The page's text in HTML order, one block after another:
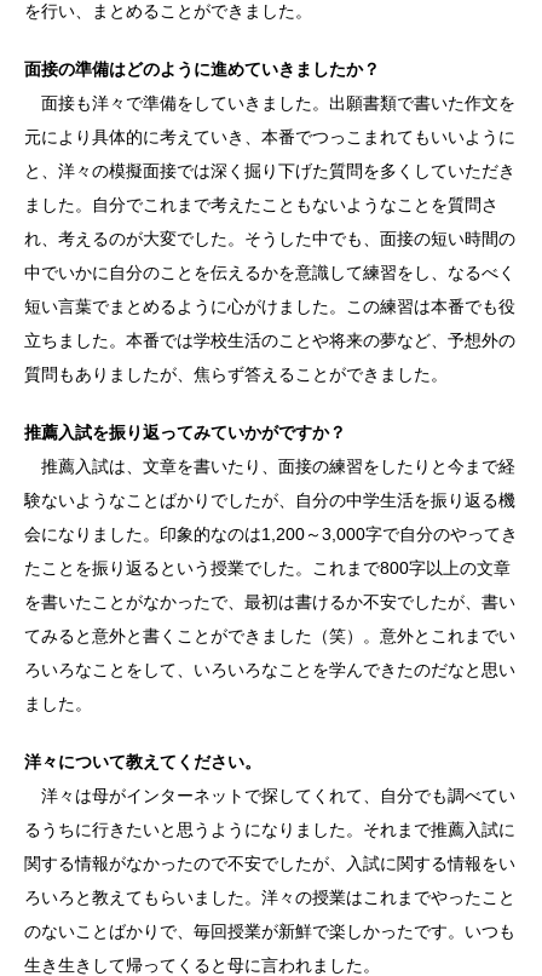
を行い、まとめることができました。
面接の準備はどのように進めていきましたか？
面接も洋々で準備をしていきました。出願書類で書いた作文を
元により具体的に考えていき、本番でつっこまれてもいいように
と、洋々の模擬面接では深く掘り下げた質問を多くしていただき
ました。自分でこれまで考えたこともないようなことを質問さ
れ、考えるのが大変でした。そうした中でも、面接の短い時間の
中でいかに自分のことを伝えるかを意識して練習をし、なるべく
短い言葉でまとめるように心がけました。この練習は本番でも役
立ちました。本番では学校生活のことや将来の夢など、予想外の
質問もありましたが、焦らず答えることができました。
推薦入試を振り返ってみていかがですか？
推薦入試は、文章を書いたり、面接の練習をしたりと今まで経
験ないようなことばかりでしたが、自分の中学生活を振り返る機
会になりました。印象的なのは1,200～3,000字で自分のやってき
たことを振り返るという授業でした。これまで800字以上の文章
を書いたことがなかったで、最初は書けるか不安でしたが、書い
てみると意外と書くことができました（笑）。意外とこれまでい
ろいろなことをして、いろいろなことを学んできたのだなと思い
ました。
洋々について教えてください。
洋々は母がインターネットで探してくれて、自分でも調べてい
るうちに行きたいと思うようになりました。それまで推薦入試に
関する情報がなかったので不安でしたが、入試に関する情報をい
ろいろと教えてもらいました。洋々の授業はこれまでやったこと
のないことばかりで、毎回授業が新鮮で楽しかったです。いつも
生き生きして帰ってくると母に言われました。